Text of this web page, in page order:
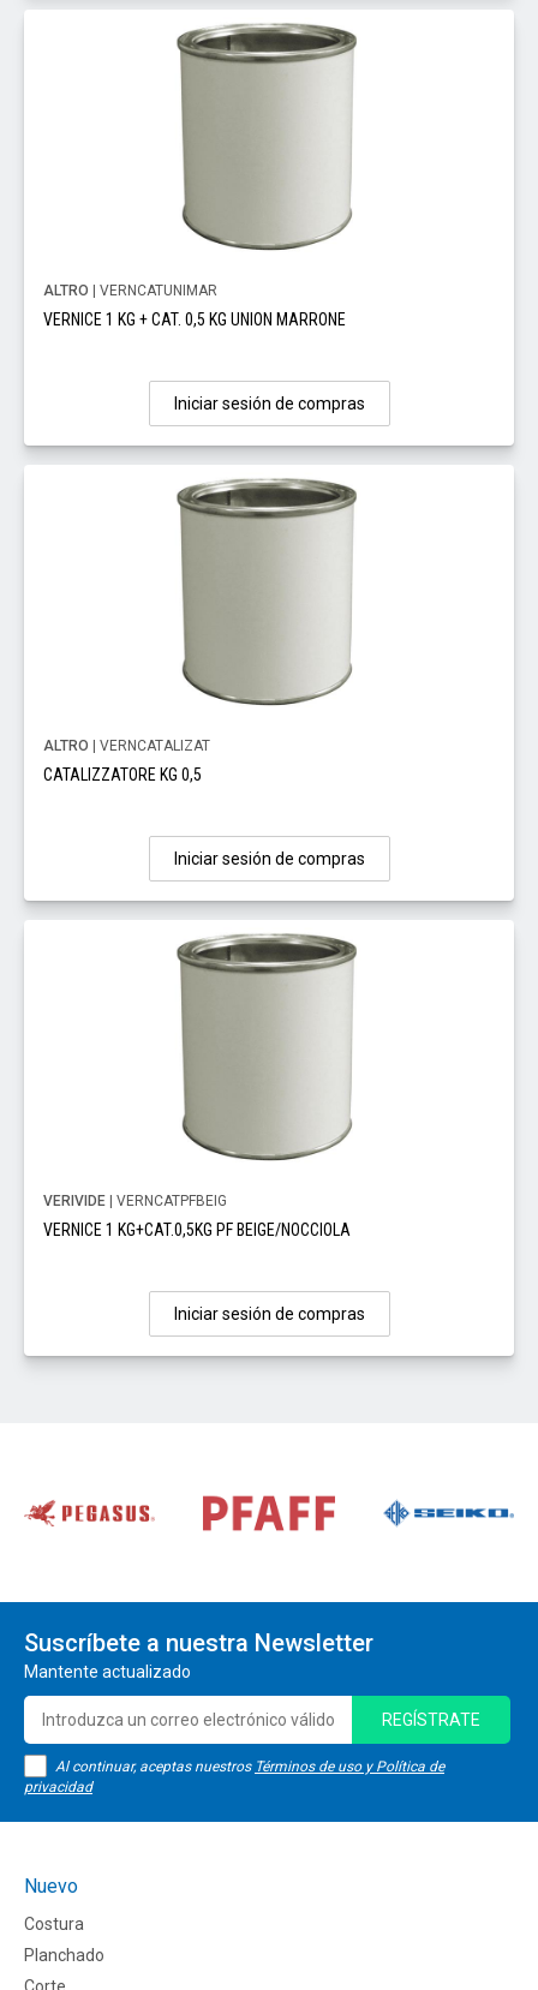
ALTRO | VERNCATUNIMAR
VERNICE 1 KG + CAT. 0,5 KG UNION MARRONE
Iniciar sesión de compras
ALTRO | VERNCATALIZAT
CATALIZZATORE KG 0,5
Iniciar sesión de compras
VERIVIDE | VERNCATPFBEIG
VERNICE 1 KG+CAT.0,5KG PF BEIGE/NOCCIOLA
Iniciar sesión de compras
Suscríbete a nuestra Newsletter
Mantente actualizado
Al continuar, aceptas nuestros Términos de uso y Política de
privacidad
REGÍSTRATE
Nuevo
Costura
Planchado